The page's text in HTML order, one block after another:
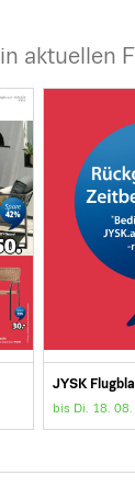
aktuellen
JYSK
bis Di. 18. 08.